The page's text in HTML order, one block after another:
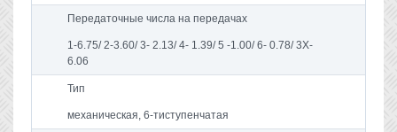
Передаточные числа на передачах
1-6.75/ 2-3.60/ 3- 2.13/ 4- 1.39/ 5 -1.00/ 6- 0.78/ 3Х-
6.06
Тип
механическая, 6-тиступенчатая